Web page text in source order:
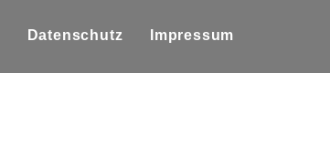
Datenschutz Impressum